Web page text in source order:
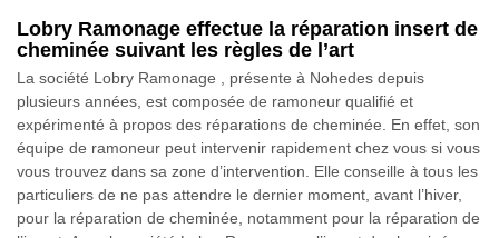
Lobry Ramonage effectue la réparation insert de
cheminée suivant les règles de l’art
La société Lobry Ramonage , présente à Nohedes depuis
plusieurs années, est composée de ramoneur qualifié et
expérimenté à propos des réparations de cheminée. En effet, son
équipe de ramoneur peut intervenir rapidement chez vous si vous
vous trouvez dans sa zone d’intervention. Elle conseille à tous les
particuliers de ne pas attendre le dernier moment, avant l’hiver,
pour la réparation de cheminée, notamment pour la réparation de